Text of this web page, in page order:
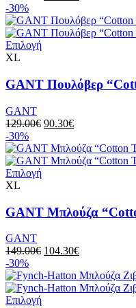
-30%
Επιλογή
XL
GANT Πουλόβερ
GANT
129.00€ 90.30€
-30%
Επιλογή
XL
GANT Μπλούζα
GANT
149.00€ 104.30€
-30%
Επιλογή